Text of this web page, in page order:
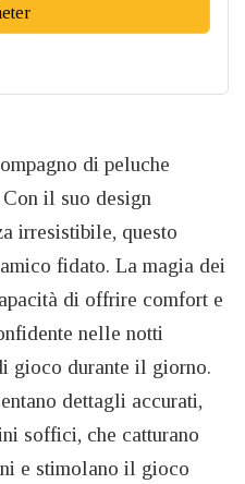
di peluche
il suo design
irresistibile, questo
fidato. La magia dei
di offrire comfort e
nelle notti
gioco durante il giorno.
dettagli accurati,
soffici, che catturano
e stimolano il gioco